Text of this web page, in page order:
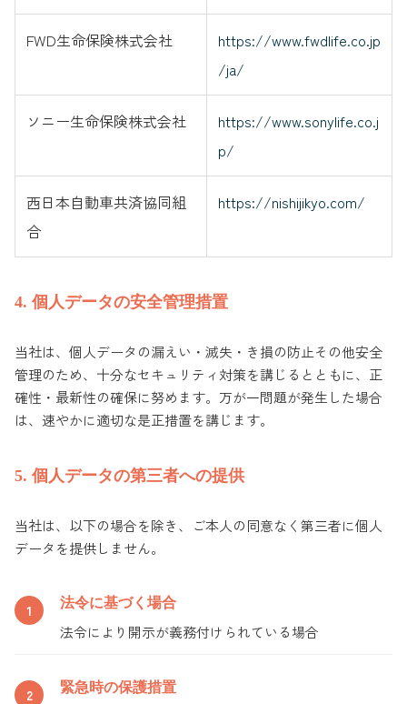
FWD生命保険株式会社
https://www.fwdlife.co.jp
/ja/
ソニー生命保険株式会社
https://www.sonylife.co.j
p/
西日本自動車共済協同組
合
https://nishijikyo.com/
4. 個人データの安全管理措置
当社は、個人データの漏えい・滅失・き損の防止その他安全
管理のため、十分なセキュリティ対策を講じるとともに、正
確性・最新性の確保に努めます。万が一問題が発生した場合
は、速やかに適切な是正措置を講じます。
5. 個人データの第三者への提供
当社は、以下の場合を除き、ご本人の同意なく第三者に個人
データを提供しません。
法令に基づく場合
法令により開示が義務付けられている場合
緊急時の保護措置